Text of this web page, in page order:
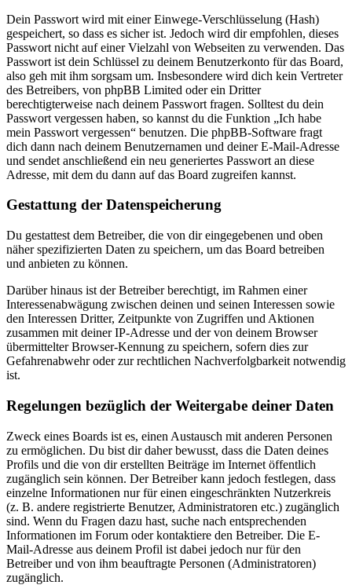
Dein Passwort wird mit einer Einwege-Verschlüsselung (Hash)
gespeichert, so dass es sicher ist. Jedoch wird dir empfohlen, dieses
Passwort nicht auf einer Vielzahl von Webseiten zu verwenden. Das
Passwort ist dein Schlüssel zu deinem Benutzerkonto für das Board,
also geh mit ihm sorgsam um. Insbesondere wird dich kein Vertreter
des Betreibers, von phpBB Limited oder ein Dritter
berechtigterweise nach deinem Passwort fragen. Solltest du dein
Passwort vergessen haben, so kannst du die Funktion „Ich habe
mein Passwort vergessen“ benutzen. Die phpBB-Software fragt
dich dann nach deinem Benutzernamen und deiner E-Mail-Adresse
und sendet anschließend ein neu generiertes Passwort an diese
Adresse, mit dem du dann auf das Board zugreifen kannst.
Gestattung der Datenspeicherung
Du gestattest dem Betreiber, die von dir eingegebenen und oben
näher spezifizierten Daten zu speichern, um das Board betreiben
und anbieten zu können.
Darüber hinaus ist der Betreiber berechtigt, im Rahmen einer
Interessenabwägung zwischen deinen und seinen Interessen sowie
den Interessen Dritter, Zeitpunkte von Zugriffen und Aktionen
zusammen mit deiner IP-Adresse und der von deinem Browser
übermittelter Browser-Kennung zu speichern, sofern dies zur
Gefahrenabwehr oder zur rechtlichen Nachverfolgbarkeit notwendig
ist.
Regelungen bezüglich der Weitergabe deiner Daten
Zweck eines Boards ist es, einen Austausch mit anderen Personen
zu ermöglichen. Du bist dir daher bewusst, dass die Daten deines
Profils und die von dir erstellten Beiträge im Internet öffentlich
zugänglich sein können. Der Betreiber kann jedoch festlegen, dass
einzelne Informationen nur für einen eingeschränkten Nutzerkreis
(z. B. andere registrierte Benutzer, Administratoren etc.) zugänglich
sind. Wenn du Fragen dazu hast, suche nach entsprechenden
Informationen im Forum oder kontaktiere den Betreiber. Die E-
Mail-Adresse aus deinem Profil ist dabei jedoch nur für den
Betreiber und von ihm beauftragte Personen (Administratoren)
zugänglich.